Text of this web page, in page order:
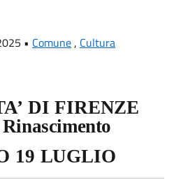
• Comune , Cultura
DI FIRENZE
Rinascimento
19 LUGLIO